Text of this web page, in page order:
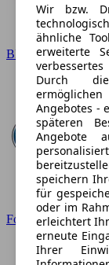
BMW
Ford
Wir bzw.
ähnliche
erweiterte
Durch
Angebotes -
späteren
Angebote
speichern
für
oder im
erleichtert
erneute
Ihrer